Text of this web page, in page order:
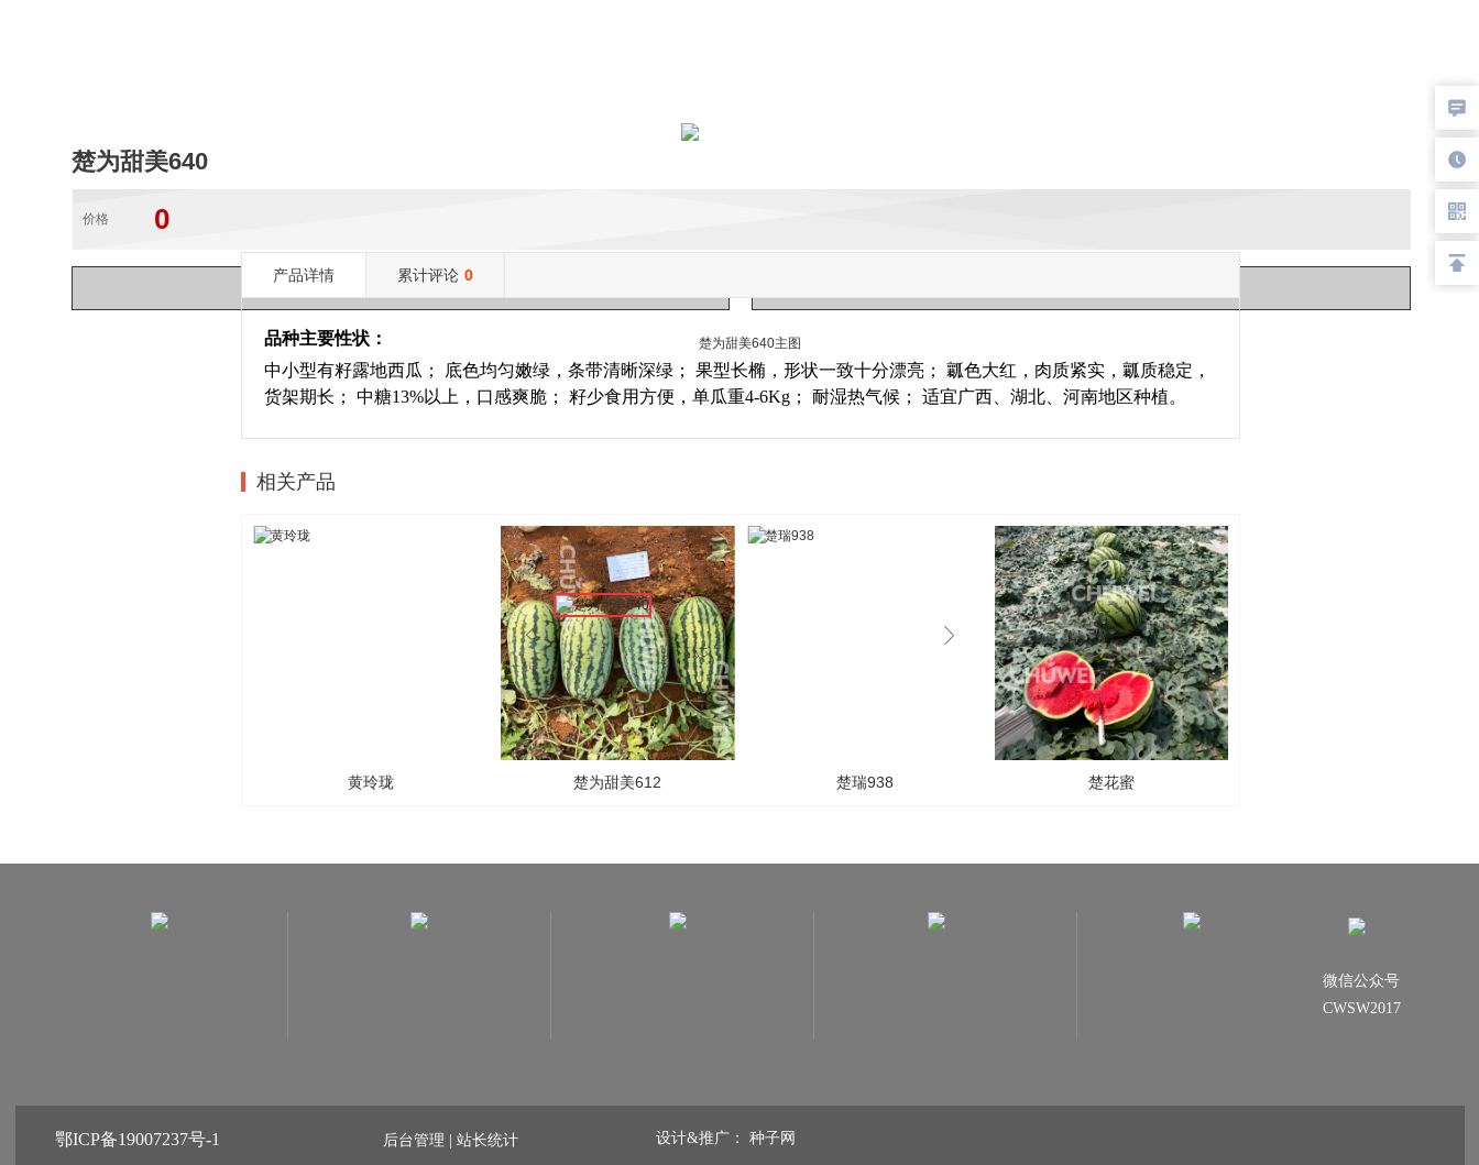
楚为甜美640
价格 0
产品详情 累计评论 0
品种主要性状：
中小型有籽露地西瓜； 底色均匀嫩绿，条带清晰深绿； 果型长椭，形状一致十分漂亮； 瓤色大红，肉质紧实，瓤质稳定，
货架期长； 中糖13%以上，口感爽脆； 籽少食用方便，单瓜重4-6Kg； 耐湿热气候； 适宜广西、湖北、河南地区种植。
相关产品
黄玲珑 楚为甜美612 楚瑞938 楚花蜜
设计&推广： 种子网
鄂ICP备19007237号-1 后台管理 | 站长统计
微信公众号
CWSW2017